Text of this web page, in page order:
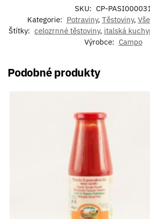
SKU: CP-
Kategorie: Potraviny, Těstoviny,
Štítky: celozrnné těstoviny, italská
Výrobce: Campo
Podobné produkty